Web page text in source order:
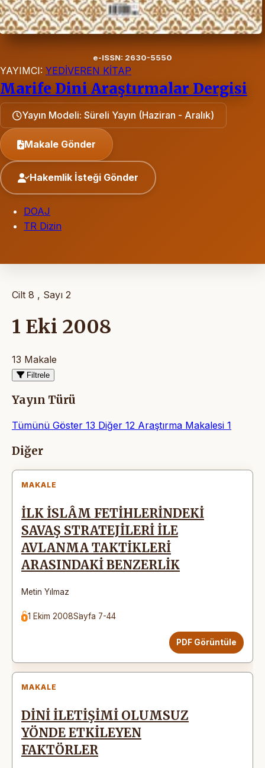
e-ISSN: 2630-5550
YAYIMCI: YEDİVEREN KİTAP
Marife Dini Araştırmalar Dergisi
Yayın Modeli: Süreli Yayın (Haziran - Aralık)
Makale Gönder
Hakemlik İsteği Gönder
DOAJ
TR Dizin
Cilt 8 , Sayı 2
1 Eki 2008
13 Makale
Filtrele
Yayın Türü
Tümünü Göster 13 Diğer 12 Araştırma Makalesi 1
Makaleler
Diğer
MAKALE
İLK İSLÂM FETİHLERİNDEKİ
SAVAŞ STRATEJİLERİ İLE
AVLANMA TAKTİKLERİ
ARASINDAKİ BENZERLİK
Metin Yılmaz
1 Ekim 2008Sayfa 7-44
PDF Görüntüle
MAKALE
DİNİ İLETİŞİMİ OLUMSUZ
YÖNDE ETKİLEYEN
FAKTÖRLER